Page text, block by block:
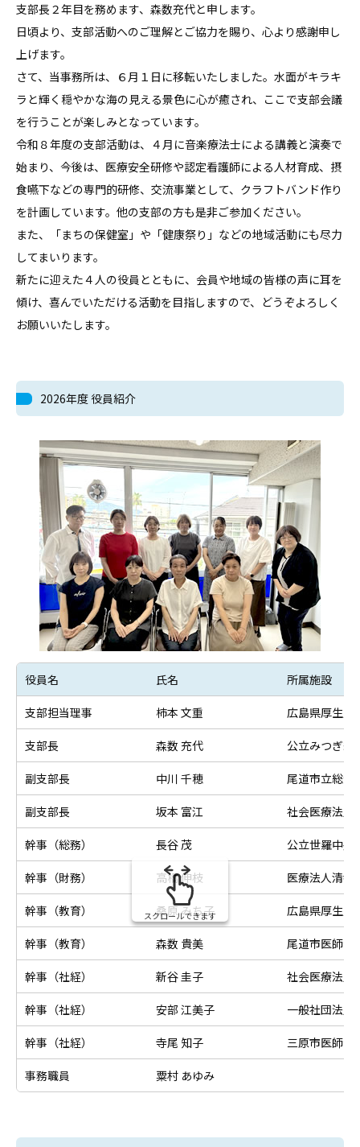
支部長２年目を務めます、森数充代と申します。
日頃より、支部活動へのご理解とご協力を賜り、心より感謝申し
上げます。
さて、当事務所は、６月１日に移転いたしました。水面がキラキ
ラと輝く穏やかな海の見える景色に心が癒され、ここで支部会議
を行うことが楽しみとなっています。
令和８年度の支部活動は、４月に音楽療法士による講義と演奏で
始まり、今後は、医療安全研修や認定看護師による人材育成、摂
食嚥下などの専門的研修、交流事業として、クラフトバンド作り
を計画しています。他の支部の方も是非ご参加ください。
また、「まちの保健室」や「健康祭り」などの地域活動にも尽力
してまいります。
新たに迎えた４人の役員とともに、会員や地域の皆様の声に耳を
傾け、喜んでいただける活動を目指しますので、どうぞよろしく
お願いいたします。
2026年度 役員紹介
役員名 氏名 所属施設
支部担当理事 柿本 文重 広島県厚生農
支部長 森数 充代 公立みつぎ総
副支部長 中川 千穂 尾道市立総合
副支部長 坂本 富江 社会医療法人
幹事（総務） 長谷 茂 公立世羅中央
幹事（財務） 高橋 伸枝 医療法人清幸
幹事（教育） 桑原 みち子 広島県厚生農
幹事（教育） 森数 貴美 尾道市医師会
幹事（社経） 新谷 圭子 社会医療法人
幹事（社経） 安部 江美子 一般社団法人
幹事（社経） 寺尾 知子 三原市医師会
事務職員 粟村 あゆみ
スクロールできます